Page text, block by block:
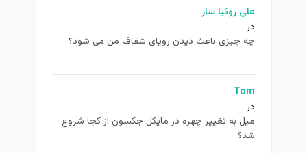
علی روئیا ساز
در
چه چیزی باعث دیدن رویای شفاف من می شود؟
Tom
در
ميل به تغيير چهره در مایکل جکسون از كجا شروع
شد؟